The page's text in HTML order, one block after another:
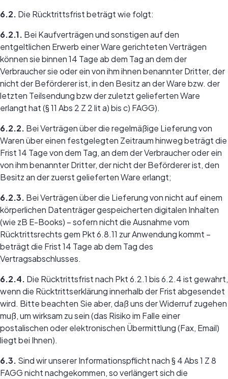
6.2. Die Rücktrittsfrist beträgt wie folgt:
6.2.1. Bei Kaufverträgen und sonstigen auf den
entgeltlichen Erwerb einer Ware gerichteten Verträgen
können sie binnen 14 Tage ab dem Tag an dem der
Verbraucher sie oder ein von ihm ihnen benannter Dritter, der
nicht der Beförderer ist, in den Besitz an der Ware bzw. der
letzten Teilsendung bzw der zuletzt gelieferten Ware
erlangt hat (§ 11 Abs 2 Z 2 lit a) bis c) FAGG).
6.2.2. Bei Verträgen über die regelmäßige Lieferung von
Waren über einen festgelegten Zeitraum hinweg beträgt die
Frist 14 Tage von dem Tag, an dem der Verbraucher oder ein
von ihm benannter Dritter, der nicht der Beförderer ist, den
Besitz an der zuerst gelieferten Ware erlangt;
6.2.3. Bei Verträgen über die Lieferung von nicht auf einem
körperlichen Datenträger gespeicherten digitalen Inhalten
(wie zB E-Books) – sofern nicht die Ausnahme vom
Rücktrittsrechts gem Pkt 6.8.11 zur Anwendung kommt –
beträgt die Frist 14 Tage ab dem Tag des
Vertragsabschlusses.
6.2.4. Die Rücktrittsfrist nach Pkt 6.2.1 bis 6.2.4 ist gewahrt,
wenn die Rücktrittserklärung innerhalb der Frist abgesendet
wird. Bitte beachten Sie aber, daß uns der Widerruf zugehen
muß, um wirksam zu sein (das Risiko im Falle einer
postalischen oder elektronischen Übermittlung (Fax, Email)
liegt bei Ihnen).
6.3. Sind wir unserer Informationspflicht nach § 4 Abs 1 Z 8
FAGG nicht nachgekommen, so verlängert sich die